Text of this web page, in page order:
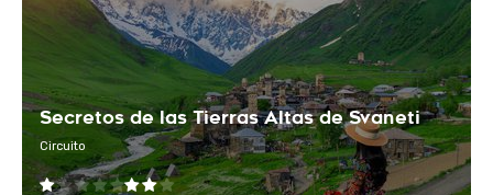
Secretos de las Tierras Altas de Svaneti
Circuito